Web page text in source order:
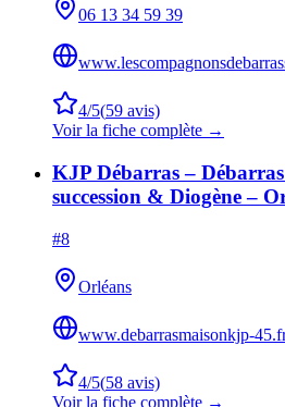
06 13 34 59 39
4/5(59 avis)
Voir la fiche complète →
KJP Débarras –
succession & Diogène –
#8
Orléans
www.debarrasmaisonkjp-
4/5(58 avis)
Voir la fiche complète →